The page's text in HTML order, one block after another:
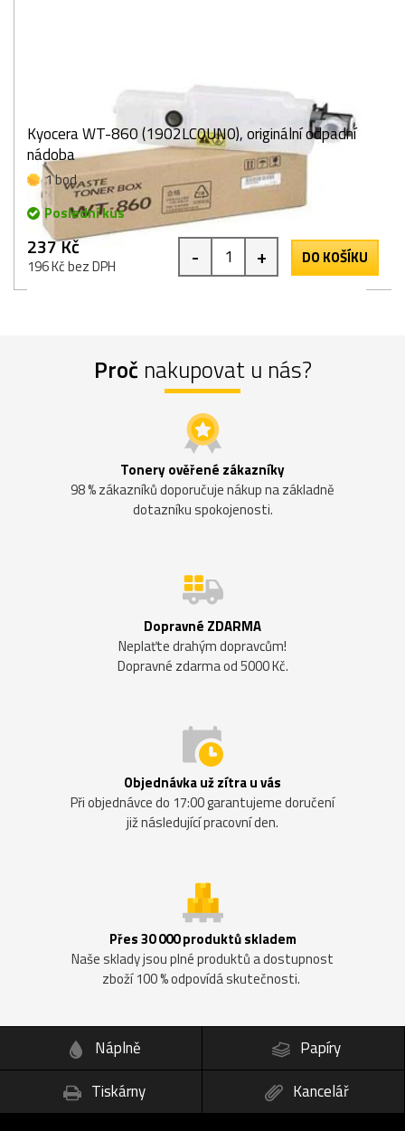
Kyocera WT-860 (1902LC0UN0), originální odpadní
nádoba
1 bod
Poslední kus
237 Kč
196 Kč bez DPH - + DO KOŠÍKU
Proč nakupovat u nás?
Tonery ověřené zákazníky
98 % zákazníků doporučuje nákup na základně
dotazníku spokojenosti.
Dopravné ZDARMA
Neplaťte drahým dopravcům!
Dopravné zdarma od 5000 Kč.
Objednávka už zítra u vás
Při objednávce do 17:00 garantujeme doručení
již následující pracovní den.
Přes 30 000 produktů skladem
Naše sklady jsou plné produktů a dostupnost
zboží 100 % odpovídá skutečnosti.
Náplně
Papíry
Tiskárny
Kancelář